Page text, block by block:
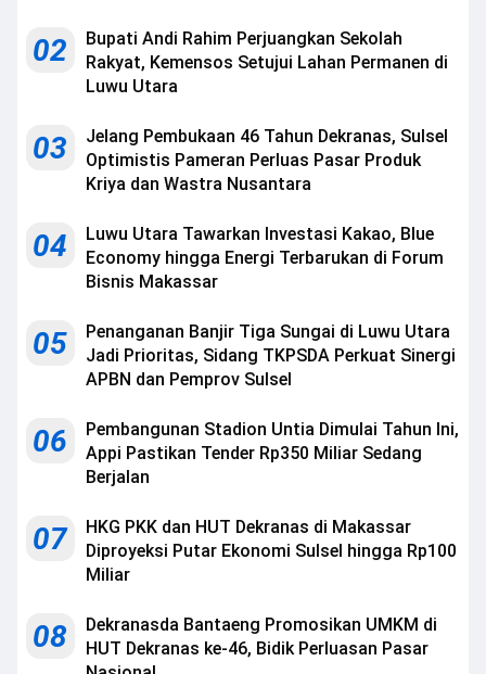
02
Bupati Andi Rahim Perjuangkan Sekolah
Rakyat, Kemensos Setujui Lahan Permanen di
Luwu Utara
03
Jelang Pembukaan 46 Tahun Dekranas, Sulsel
Optimistis Pameran Perluas Pasar Produk
Kriya dan Wastra Nusantara
04
Luwu Utara Tawarkan Investasi Kakao, Blue
Economy hingga Energi Terbarukan di Forum
Bisnis Makassar
05
Penanganan Banjir Tiga Sungai di Luwu Utara
Jadi Prioritas, Sidang TKPSDA Perkuat Sinergi
APBN dan Pemprov Sulsel
06
Pembangunan Stadion Untia Dimulai Tahun Ini,
Appi Pastikan Tender Rp350 Miliar Sedang
Berjalan
07
HKG PKK dan HUT Dekranas di Makassar
Diproyeksi Putar Ekonomi Sulsel hingga Rp100
Miliar
08
Dekranasda Bantaeng Promosikan UMKM di
HUT Dekranas ke-46, Bidik Perluasan Pasar